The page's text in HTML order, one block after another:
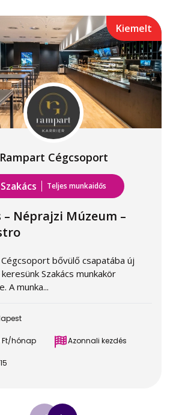
Kiemelt
Rampart Cégcsoport
Szakács Teljes munkaidős
– Néprajzi Múzeum –
bővülő csapatába új
Szakács munkakör
A munka...
Ft/hónap Azonnali kezdés